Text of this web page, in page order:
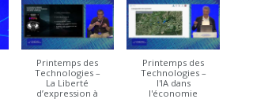
Printemps des
Technologies –
La Liberté
d’expression à
Printemps des
Technologies –
l'IA dans
l'économie